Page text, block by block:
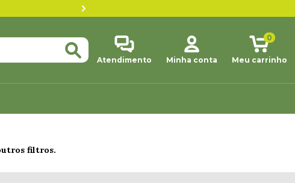
Atendimento Minha conta Meu carrinho
0
filtros.